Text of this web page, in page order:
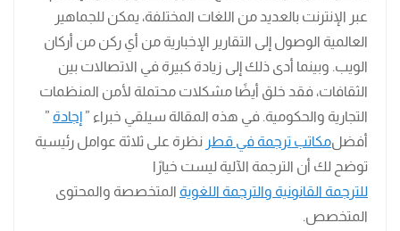
عبر الإنترنت بالعديد من اللغات المختلفة، يمكن للجماهير
العالمية الوصول إلى التقارير الإخبارية من أي ركن من أركان
الويب. وبينما أدى ذلك إلى زيادة كبيرة في الاتصالات بين
الثقافات، فقد خلق أيضًا مشكلات محتملة لأمن المنظمات
التجارية والحكومية. في هذه المقالة سيلقي خبراء ” إجادة ”
أفضلمكاتب ترجمة في قطر نظرة على ثلاثة عوامل رئيسية
توضح لك أن الترجمة الآلية ليست خيارًا
للترجمة القانونية والترجمة اللغوية المتخصصة والمحتوى
المتخصص.